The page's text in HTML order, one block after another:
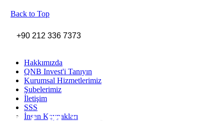
Back to Top
+90 212 336 7373
Hakkımızda
QNB Invest'i Tanıyın
Kurumsal Hizmetlerimiz
Şubelerimiz
İletişim
SSS
İnsan Kaynakları